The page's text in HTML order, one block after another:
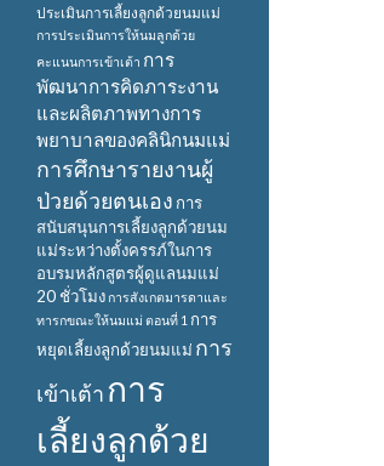
ประเมินการเลี้ยงลูกด้วยนมแม่
การประเมินการให้นมลูกด้วย
คะแนนการเข้าเต้า การ
พัฒนาการคิดภาระงาน
และผลิตภาพทางการ
พยาบาลของคลินิกนมแม่
การศึกษารายงานผู้
ป่วยด้วยตนเอง การ
สนับสนุนการเลี้ยงลูกด้วยนม
แม่ระหว่างตั้งครรภ์ในการ
อบรมหลักสูตรผู้ดูแลนมแม่
20 ชั่วโมงการสังเกตมารดาและ
ทารกขณะให้นมแม่ ตอนที่ 1 การ
หยุดเลี้ยงลูกด้วยนมแม่ การ
เข้าเต้าการ
เลี้ยงลูกด้วย